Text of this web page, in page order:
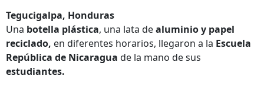
Tegucigalpa, Honduras
Una botella plástica, una lata dealuminio y papel
reciclado, en diferentes horarios, llegaron a la Escuela
República de Nicaragua de la mano de sus
estudiantes.